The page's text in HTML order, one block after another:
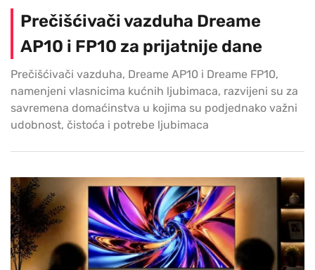
Prečišćivači vazduha Dreame
AP10 i FP10 za prijatnije dane
Prečišćivači vazduha, Dreame AP10 i Dreame FP10,
namenjeni vlasnicima kućnih ljubimaca, razvijeni su za
savremena domaćinstva u kojima su podjednako važni
udobnost, čistoća i potrebe ljubimaca